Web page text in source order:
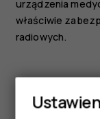
urządzenia
właściwie
radiowych.